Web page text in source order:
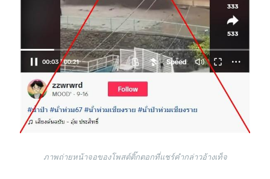
ภาพถ่ายหน้าจอของโพสต์ติ๊กตอกที่แชร์คำกล่าวอ้างเท็จ